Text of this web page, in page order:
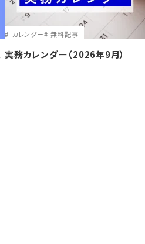
カレンダー 無料記事
実務カレンダー（2026年9月）